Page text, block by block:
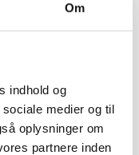
Om
indhold og
medier og til
oplysninger om
partnere inden